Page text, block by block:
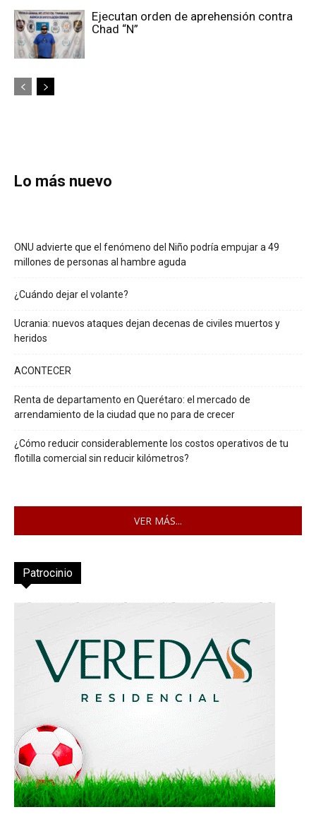
Ejecutan orden de aprehensión contra
Chad “N”
Lo más nuevo
ONU advierte que el fenómeno del Niño podría empujar a 49
millones de personas al hambre aguda
¿Cuándo dejar el volante?
Ucrania: nuevos ataques dejan decenas de civiles muertos y
heridos
ACONTECER
Renta de departamento en Querétaro: el mercado de
arrendamiento de la ciudad que no para de crecer
¿Cómo reducir considerablemente los costos operativos de tu
flotilla comercial sin reducir kilómetros?
VER MÁS...
Patrocinio